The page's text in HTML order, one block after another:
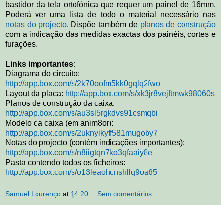
bastidor da tela ortofónica que requer um painel de 16mm.
Poderá ver uma lista de todo o material necessário nas
notas do projecto. Dispõe também de planos de construção
com a indicação das medidas exactas dos painéis, cortes e
furações.
Links importantes:
Diagrama do circuito:
http://app.box.com/s/2k70oofm5kk0gqlq2fwo
Layout da placa: http://app.box.com/s/xk3jr8vejftmwk98060s
Planos de construção da caixa:
http://app.box.com/s/au3sl5rgkdvs91csmqbi
Modelo da caixa (em anim8or):
http://app.box.com/s/2uknyikyff581mugoby7
Notas do projecto (contém indicações importantes):
http://app.box.com/s/n8iigtqn7ko3qfaaiy8e
Pasta contendo todos os ficheiros:
http://app.box.com/s/o13leaohcnshllq9oa65
Samuel Lourenço at 14:20 Sem comentários: